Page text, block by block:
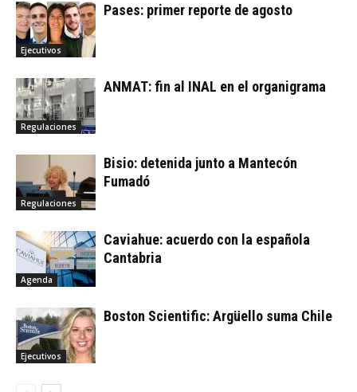
Ejecutivos
Pases: primer reporte de agosto
Regulaciones
ANMAT: fin al INAL en el organigrama
Regulaciones
Bisio: detenida junto a Mantecón
Fumadó
Agenda
Caviahue: acuerdo con la española
Cantabria
Ejecutivos
Boston Scientific: Argüello suma Chile